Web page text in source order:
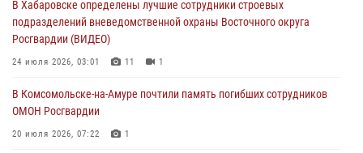
женщине, потерявшей сознание во время массового мероприятия
29 июля 2026, 23:24 2
В Хабаровске продолжается акция «Каникулы с Росгвардией»
За прошедшую неделю в Хабаровском крае росгвардейцы провели
свыше 120 проверок условий хранения оружия
В Хабаровске определены лучшие сотрудники строевых
подразделений вневедомственной охраны Восточного округа
Росгвардии (ВИДЕО)
24 июля 2026, 03:01 11 1
В Комсомольске-на-Амуре почтили память погибших сотрудников
ОМОН Росгвардии
20 июля 2026, 07:22 1